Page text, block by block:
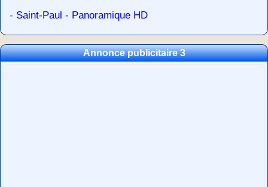
- Saint-Paul - Panoramique HD
Annonce publicitaire 3